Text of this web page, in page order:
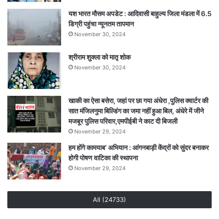
यश भारत मौसम अपडेट : आदिवासी बाहुल्य जिला मंडला में 6.5
डिग्री पहुंचा न्यूनतम तापमान
November 30, 2024
श्रीराम शुक्ला को मातृ शोक
November 30, 2024
खाकी का ऐसा बसेरा, जहां पर छा गया अंधेरा ,पुलिस क्वार्टर की
सात मंजिलनुमा बिल्डिंग का जमा नहीं हुआ बिल, अंधेरे में जीने
मजबूर पुलिस परिवार,एमपीईबी ने काट दी बिजली
November 29, 2024
हम होंगे कामयाब’ अभियान : आंगनबाड़ी केंद्रों को सुंदर बनाकर
होगी पोषण वाटिका की स्थापना
November 29, 2024
All (24733)